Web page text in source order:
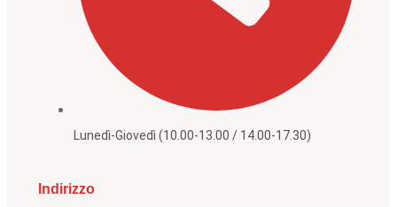
Lunedì-Giovedì (10.00-13.00 / 14.00-17.30)
Indirizzo